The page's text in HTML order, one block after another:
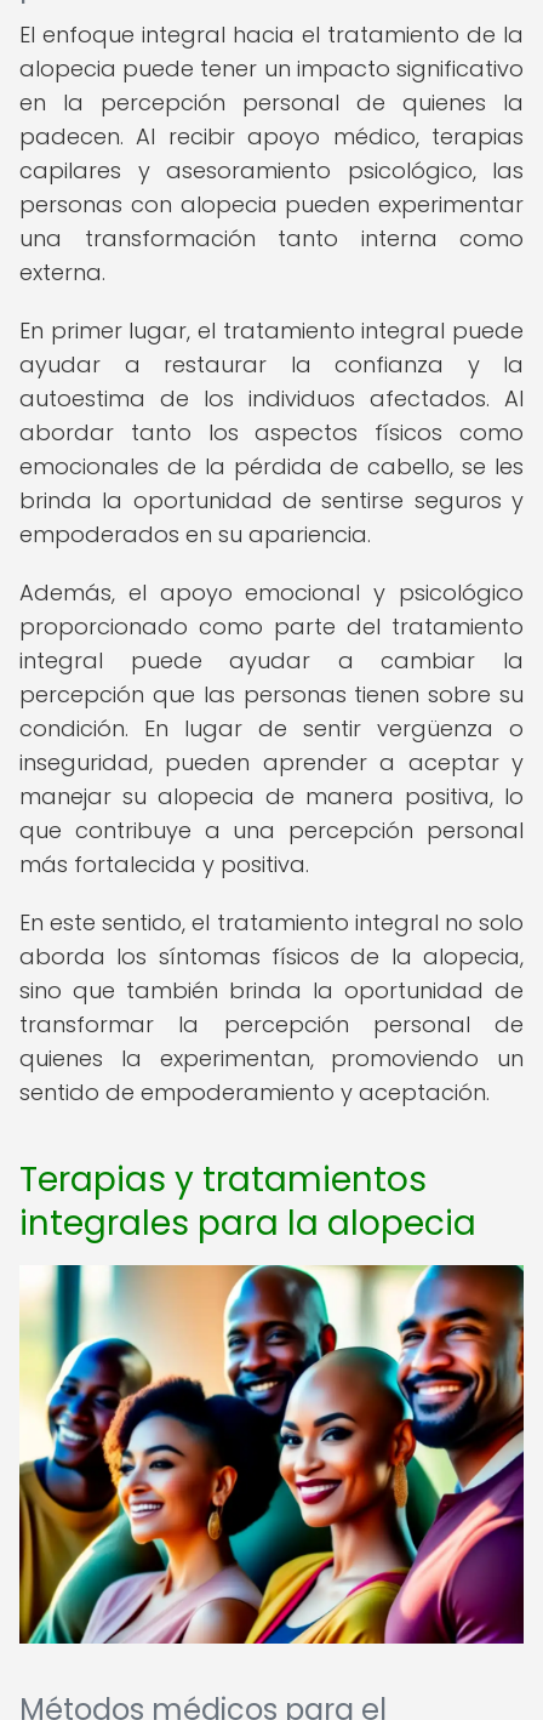
El enfoque integral hacia el tratamiento de la
alopecia puede tener un impacto significativo
en la percepción personal de quienes la
padecen. Al recibir apoyo médico, terapias
capilares y asesoramiento psicológico, las
personas con alopecia pueden experimentar
una transformación tanto interna como
externa.
En primer lugar, el tratamiento integral puede
ayudar a restaurar la confianza y la
autoestima de los individuos afectados. Al
abordar tanto los aspectos físicos como
emocionales de la pérdida de cabello, se les
brinda la oportunidad de sentirse seguros y
empoderados en su apariencia.
Además, el apoyo emocional y psicológico
proporcionado como parte del tratamiento
integral puede ayudar a cambiar la
percepción que las personas tienen sobre su
condición. En lugar de sentir vergüenza o
inseguridad, pueden aprender a aceptar y
manejar su alopecia de manera positiva, lo
que contribuye a una percepción personal
más fortalecida y positiva.
En este sentido, el tratamiento integral no solo
aborda los síntomas físicos de la alopecia,
sino que también brinda la oportunidad de
transformar la percepción personal de
quienes la experimentan, promoviendo un
sentido de empoderamiento y aceptación.
Terapias y tratamientos
integrales para la alopecia
Métodos médicos para el